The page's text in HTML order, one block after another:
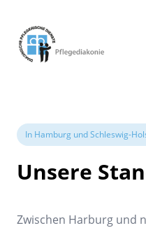
Pflegediakonie Alten
In Hamburg und Schleswig-
Unsere
Zwischen Harburg und